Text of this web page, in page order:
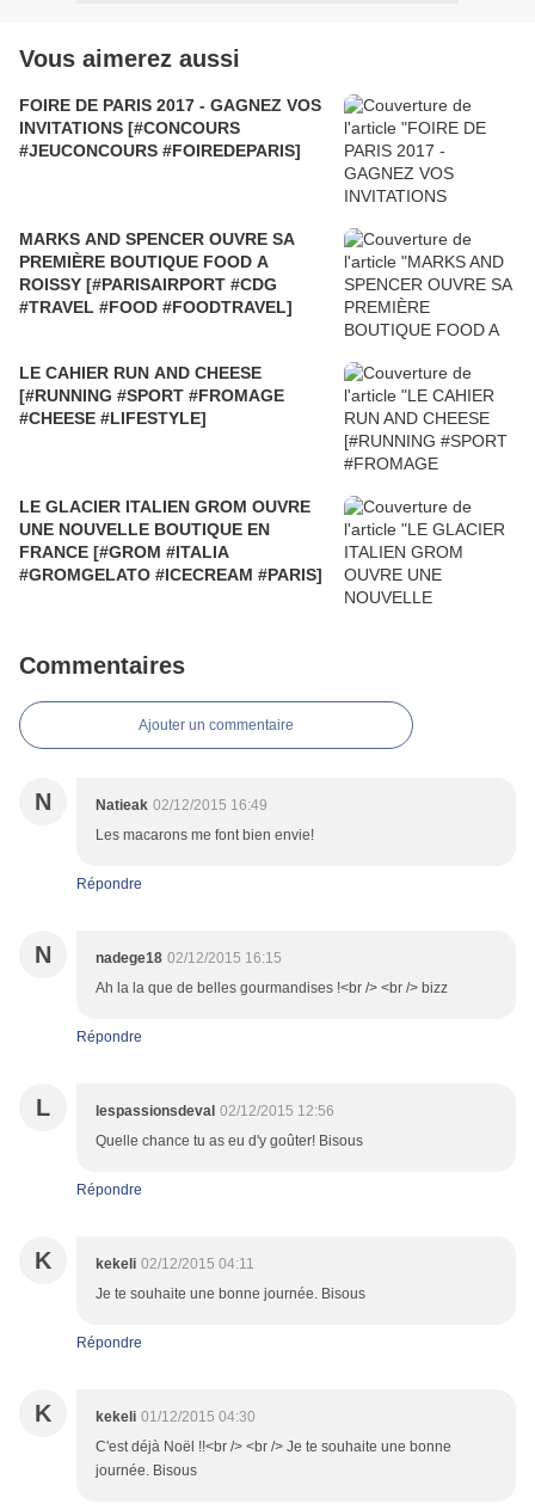
Vous aimerez aussi
FOIRE DE PARIS 2017 - GAGNEZ VOS
INVITATIONS [#CONCOURS
#JEUCONCOURS #FOIREDEPARIS]
MARKS AND SPENCER OUVRE SA
PREMIÈRE BOUTIQUE FOOD A
ROISSY [#PARISAIRPORT #CDG
#TRAVEL #FOOD #FOODTRAVEL]
LE CAHIER RUN AND CHEESE
[#RUNNING #SPORT #FROMAGE
#CHEESE #LIFESTYLE]
LE GLACIER ITALIEN GROM OUVRE
UNE NOUVELLE BOUTIQUE EN
FRANCE [#GROM #ITALIA
#GROMGELATO #ICECREAM #PARIS]
Commentaires
Ajouter un commentaire
N Natieak 02/12/2015 16:49
Les macarons me font bien envie!
Répondre
N nadege18 02/12/2015 16:15
Ah la la que de belles gourmandises !<br /> <br /> bizz
Répondre
L lespassionsdeval 02/12/2015 12:56
Quelle chance tu as eu d'y goûter! Bisous
Répondre
K kekeli 02/12/2015 04:11
Je te souhaite une bonne journée. Bisous
Répondre
K kekeli 01/12/2015 04:30
C'est déjà Noël !!<br /> <br /> Je te souhaite une bonne
journée. Bisous